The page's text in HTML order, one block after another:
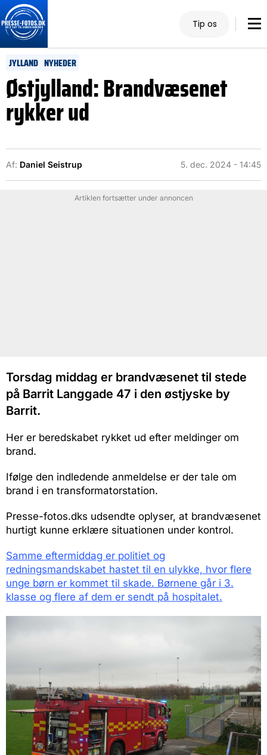
Tip os
JYLLAND NYHEDER
Østjylland: Brandvæsenet
rykker ud
Af: Daniel Seistrup 5. dec. 2024 - 14:45
Artiklen fortsætter under annoncen
Torsdag middag er brandvæsenet til stede
på Barrit Langgade 47 i den østjyske by
Barrit.
Her er beredskabet rykket ud efter meldinger om
brand.
Ifølge den indledende anmeldelse er der tale om
brand i en transformatorstation.
Presse-fotos.dks udsendte oplyser, at brandvæsenet
hurtigt kunne erklære situationen under kontrol.
Samme eftermiddag er politiet og
redningsmandskabet hastet til en ulykke, hvor flere
unge børn er kommet til skade. Børnene går i 3.
klasse og flere af dem er sendt på hospitalet.